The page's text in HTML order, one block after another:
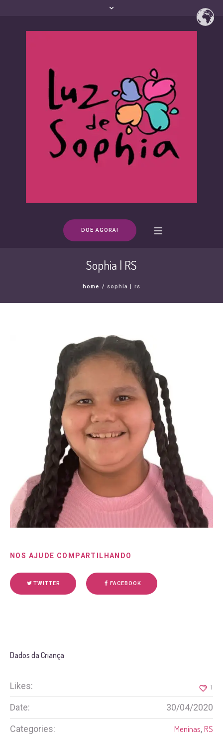
DOE AGORA!
Sophia | RS
home / sophia | rs
NOS AJUDE COMPARTILHANDO
TWITTER FACEBOOK
Dados da Criança
Likes: 1
Date: 30/04/2020
Categories: Meninas,RS